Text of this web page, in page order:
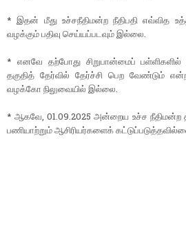
* இதன் மீது உச்சநீதிமன்ற நீதிபதி எவ்வித
வழக்கும் பதிவு செய்யப்படவும் இல்லை.
* எனவே தற்போது சிறுபான்மைப் பள்ளிகளில்
தகுதித் தேர்வில் தேர்ச்சி பெற வேண்டும்
வழக்கோ நிலுவையில் இல்லை.
* ஆகவே, 01.09.2025 அன்றைய உச்ச நீதிமன்ற
பணியாற்றும் ஆசிரியர்களைக்